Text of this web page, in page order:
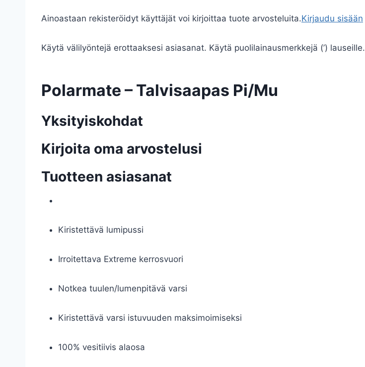
Ainoastaan rekisteröidyt käyttäjät voi kirjoittaa tuote arvosteluita.Kirjaudu sisään
Käytä välilyöntejä erottaaksesi asiasanat. Käytä puolilainausmerkkejä (’) lauseille.
Polarmate – Talvisaapas Pi/Mu
Yksityiskohdat
Kirjoita oma arvostelusi
Tuotteen asiasanat
Kiristettävä lumipussi
Irroitettava Extreme kerrosvuori
Notkea tuulen/lumenpitävä varsi
Kiristettävä varsi istuvuuden maksimoimiseksi
100% vesitiivis alaosa